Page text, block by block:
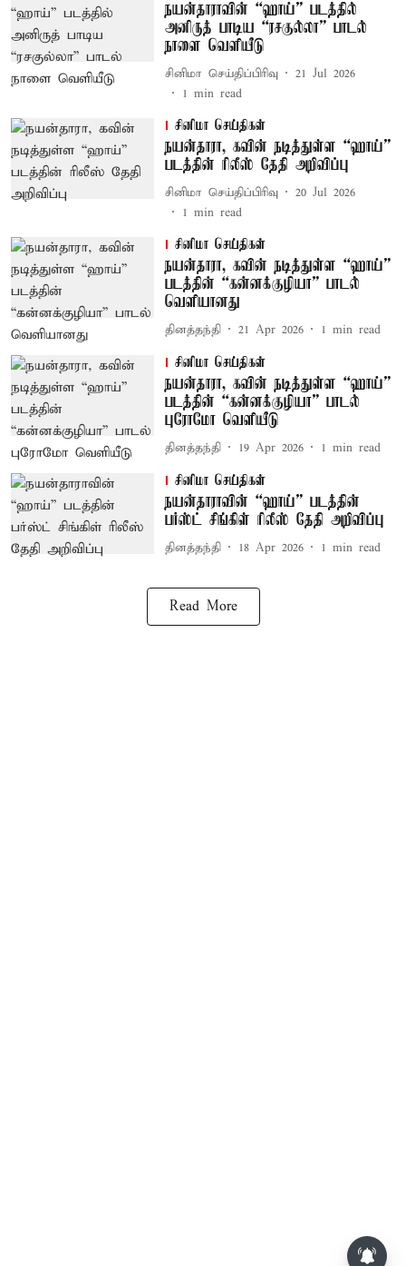
நயன்தாராவின் “ஹாய்” படத்தில்
அனிருத் பாடிய “ரசகுல்லா” பாடல்
நாளை வெளியீடு
சினிமா செய்திப்பிரிவு
21 Jul 2026
1 min read
சினிமா செய்திகள்
நயன்தாரா, கவின் நடித்துள்ள “ஹாய்”
படத்தின் ரிலீஸ் தேதி அறிவிப்பு
சினிமா செய்திப்பிரிவு
20 Jul 2026
1 min read
சினிமா செய்திகள்
நயன்தாரா, கவின் நடித்துள்ள “ஹாய்”
படத்தின் “கன்னக்குழியா” பாடல்
வெளியானது
தினத்தந்தி 21 Apr 2026 1 min read
சினிமா செய்திகள்
நயன்தாரா, கவின் நடித்துள்ள “ஹாய்”
படத்தின் “கன்னக்குழியா” பாடல்
புரோமோ வெளியீடு
தினத்தந்தி 19 Apr 2026 1 min read
சினிமா செய்திகள்
நயன்தாராவின் “ஹாய்” படத்தின்
பர்ஸ்ட் சிங்கிள் ரிலீஸ் தேதி அறிவிப்பு
தினத்தந்தி 18 Apr 2026 1 min read
Read More